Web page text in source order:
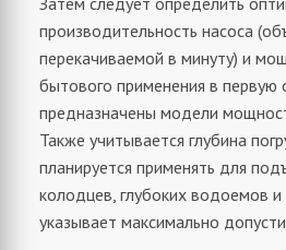
производительность насоса
перекачиваемой в минуту) и
бытового применения в первую
предназначены модели
Также учитывается глубина
планируется применять для
колодцев, глубоких водоемов
указывает максимально